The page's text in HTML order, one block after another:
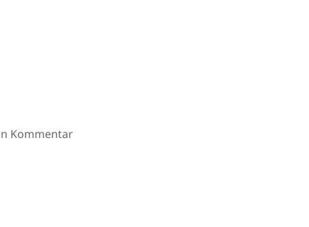
Kommentar